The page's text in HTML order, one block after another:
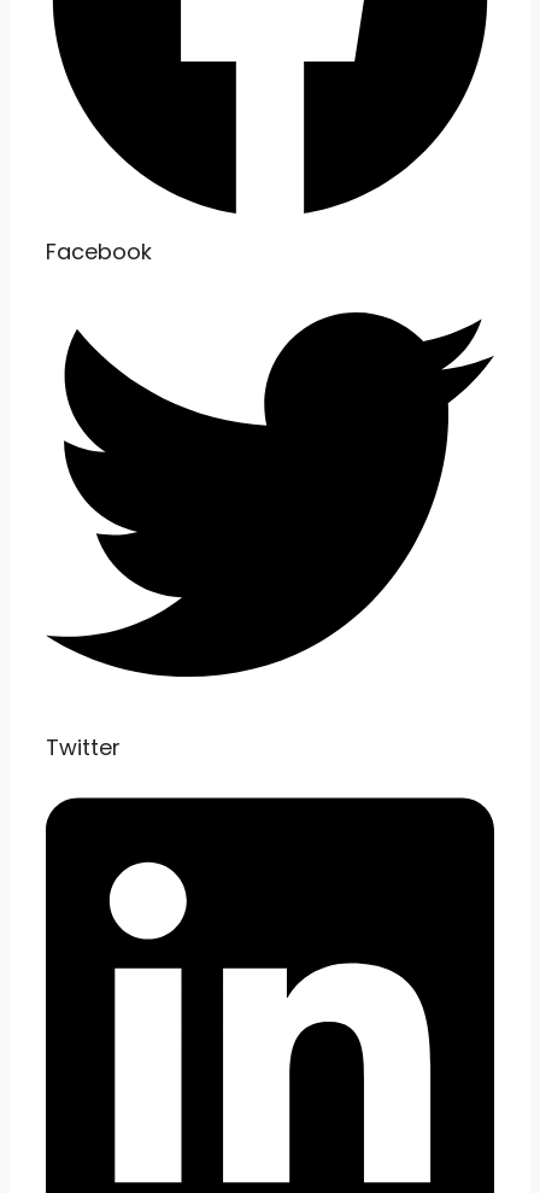
Facebook
Twitter